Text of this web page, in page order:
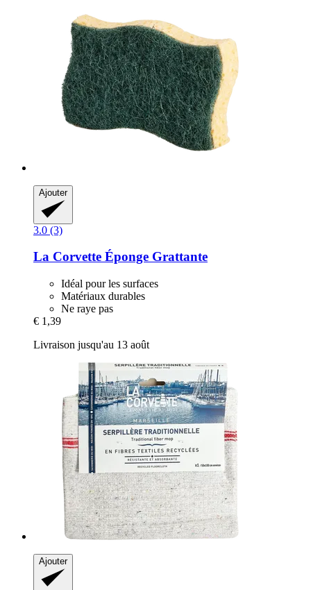
Ajouter
3.0 (3)
La Corvette Éponge Grattante
Idéal pour les surfaces
Matériaux durables
Ne raye pas
€ 1,39
Livraison jusqu'au 13 août
Ajouter